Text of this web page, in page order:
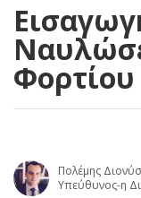
Φορτίου
Πολέμης
Υπεύθυνος-η